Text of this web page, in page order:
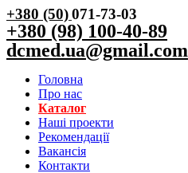
+380 (50)071-73-03
+380 (98) 100-40-89
dcmed.ua@gmail.com
Головна
Про нас
Каталог
Нашi проекти
Рекомендації
Вакансiя
Контакти